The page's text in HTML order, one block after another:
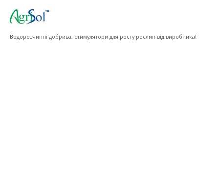
Водорозчинні добрива, стимулятори для росту рослин від виробника!